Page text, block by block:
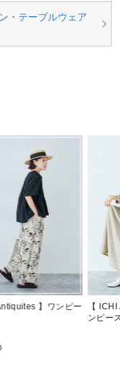
・テーブルウェア
】ワンピー
【
ンピー